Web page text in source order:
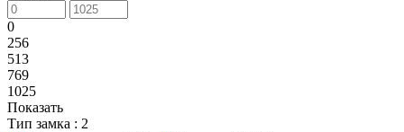
0
256
513
769
1025
Показать
Тип замка : 2